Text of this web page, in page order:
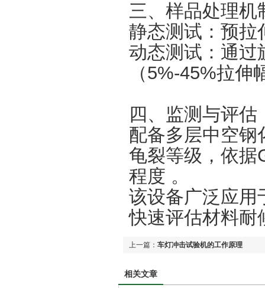
三、样品处理机
静态测试‌：预
动态测试‌：通过
（5%-45%拉
四、监测与评估
配备多层中空钢
龟裂等级，依据
程度‌ 。
该设备广泛应用
快速评估材料耐
上一篇： 车灯冲击试验机的工作原理
相关文章